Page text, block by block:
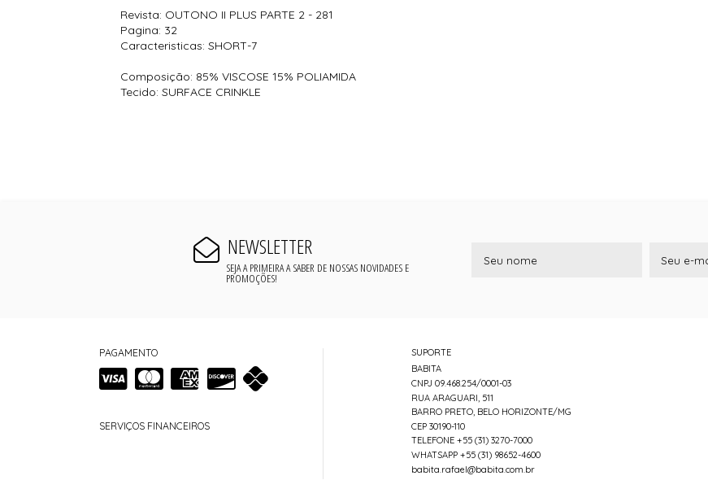
Revista: OUTONO II PLUS PARTE 2 - 281
Pagina: 32
Caracteristicas: SHORT-7
Composição: 85% VISCOSE 15% POLIAMIDA
Tecido: SURFACE CRINKLE
NEWSLETTER
SEJA A PRIMEIRA A SABER DE NOSSAS NOVIDADES E
PROMOÇÕES!
PAGAMENTO
SERVIÇOS FINANCEIROS
SUPORTE
BABITA
CNPJ 09.468.254/0001-03
RUA ARAGUARI, 511
BARRO PRETO, BELO HORIZONTE/MG
CEP 30190-110
TELEFONE +55 (31) 3270-7000
WHATSAPP +55 (31) 98652-4600
babita.rafael@babita.com.br